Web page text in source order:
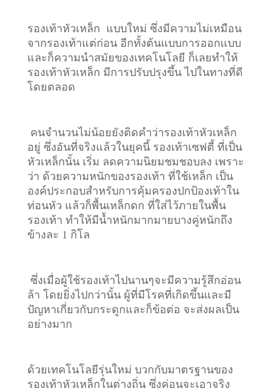
รองเท้าหัวเหล็ก แบบใหม่ ซึ่งมีความไม่เหมือน
จากรองเท้าแต่ก่อน อีกทั้งต้นแบบการออกแบบ
และก็ความนำสมัยของเทคโนโลยี ก็เลยทำให้
รองเท้าหัวเหล็ก มีการปรับปรุงขึ้น ไปในทางที่ดี
โดยตลอด
คนจำนวนไม่น้อยยังติดคำว่ารองเท้าหัวเหล็ก
อยู่ ซึ่งอันที่จริงแล้วในยุคนี้ รองเท้าเซฟตี้ ที่เป็น
หัวเหล็กนั้น เริ่ม ลดความนิยมชมชอบลง เพราะ
ว่า ด้วยความหนักของรองเท้า ที่ใช้เหล็ก เป็น
องค์ประกอบสำหรับการคุ้มครองปกป้องเท้าใน
ท่อนหัว แล้วก็พื้นเหล็กดก ที่ใส่ไว้ภายในพื้น
รองเท้า ทำให้มีน้ำหนักมากมายบางคู่หนักถึง
ข้างละ 1 กิโล
ซึ่งเมื่อผู้ใช้รองเท้าไปนานๆจะมีความรู้สึกอ่อน
ล้า โดยยิ่งไปกว่านั้น ผู้ที่มีโรคที่เกิดขึ้นและมี
ปัญหาเกี่ยวกับกระดูกและก็ข้อต่อ จะส่งผลเป็น
อย่างมาก
ด้วยเทคโนโลยีรุ่นใหม่ บวกกับมาตรฐานของ
รองเท้าหัวเหล็กในต่างถิ่น ซึ่งค่อนจะเอาจริง